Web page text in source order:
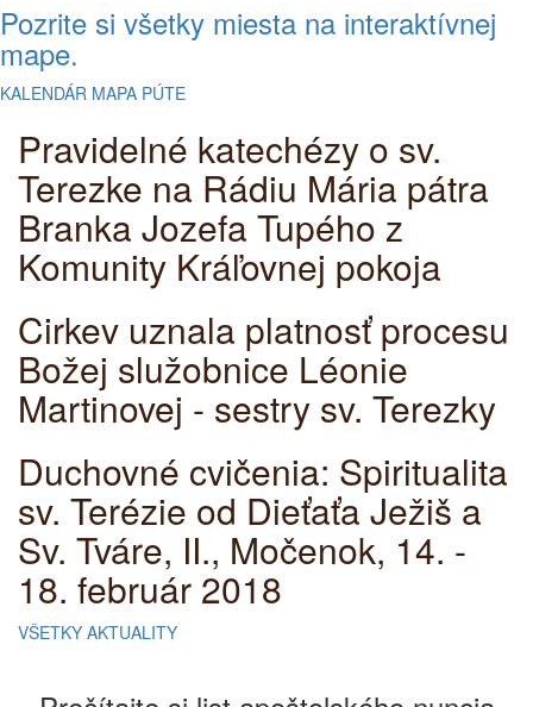
Pozrite si všetky miesta na interaktívnej
mape.
KALENDÁR MAPA PÚTE
Pravidelné katechézy o sv.
Terezke na Rádiu Mária pátra
Branka Jozefa Tupého z
Komunity Kráľovnej pokoja
Cirkev uznala platnosť procesu
Božej služobnice Léonie
Martinovej - sestry sv. Terezky
Duchovné cvičenia: Spiritualita
sv. Terézie od Dieťaťa Ježiš a
Sv. Tváre, II., Močenok, 14. -
18. február 2018
VŠETKY AKTUALITY